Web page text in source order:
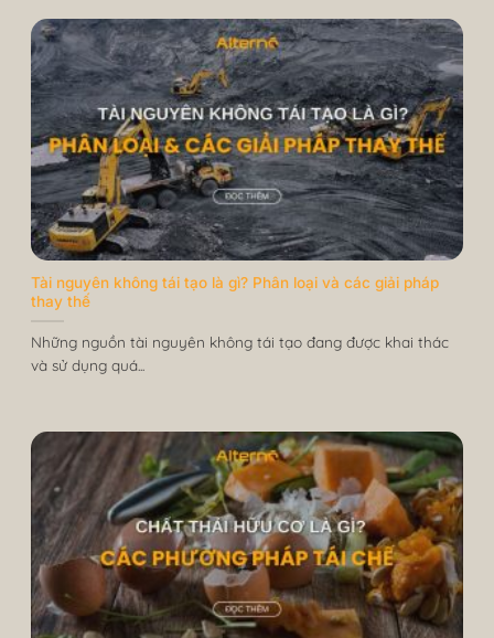
Tài nguyên không tái tạo là gì? Phân loại và các giải pháp
thay thế
Những nguồn tài nguyên không tái tạo đang được khai thác
và sử dụng quá...